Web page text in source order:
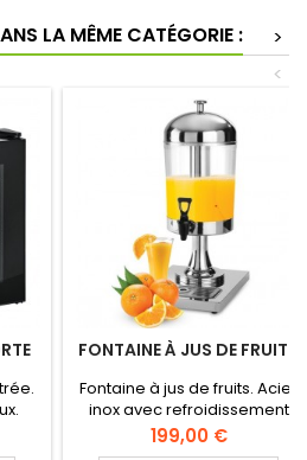
LA MÊME CATÉGORIE :
>
<
65
FONTAINE À JUS DE FRUITS
Fontaine à jus de fruits. Acier
inox avec refroidissement
par glaçons et bac de
récupération. Réservoir 8
Prix
199,00 €